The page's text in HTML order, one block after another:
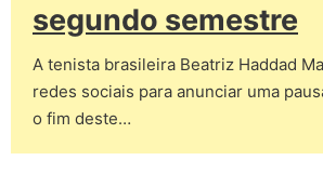
segundo semestre
A tenista brasileira Beatriz Haddad
redes sociais para anunciar uma
o fim deste…